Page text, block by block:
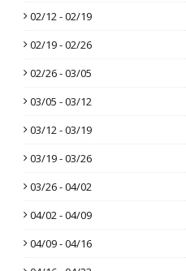
02/12 - 02/19
02/19 - 02/26
02/26 - 03/05
03/05 - 03/12
03/12 - 03/19
03/19 - 03/26
03/26 - 04/02
04/02 - 04/09
04/09 - 04/16